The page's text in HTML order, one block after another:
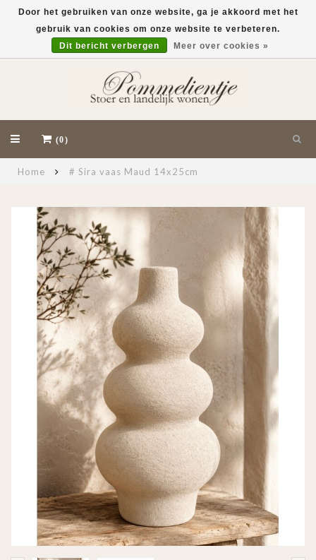
(0)
Home # Sira vaas Maud 14x25cm
Door het gebruiken van onze website, ga je akkoord met het
gebruik van cookies om onze website te verbeteren.
Dit bericht verbergen
Meer over cookies »